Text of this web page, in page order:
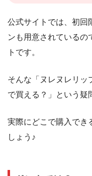
公式サイトでは、初回
ンも用意されているの
トです。
そんな「ヌレヌレリッ
で買える？」という疑
実際にどこで購入でき
しょう♪